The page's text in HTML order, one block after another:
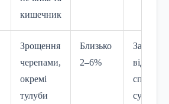
кишечник
Зрощення
черепами,
окремі
тулуби
Близько
2–6%
від
спільних
судин